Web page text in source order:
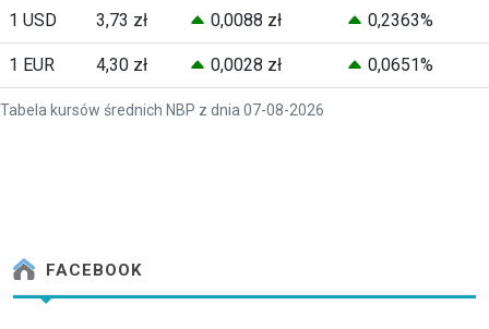
Tabela kursów średnich NBP z dnia 07-08-2026
1 USD 3,73 zł 0,0088 zł 0,2363%
1 EUR 4,30 zł 0,0028 zł 0,0651%
FACEBOOK